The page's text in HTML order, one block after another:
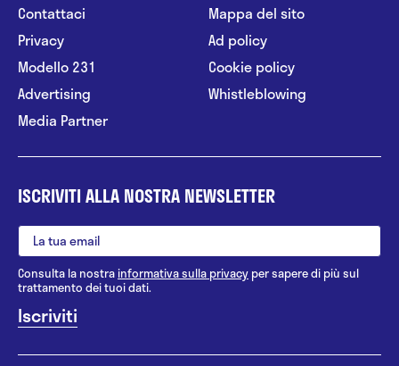
Contattaci
Privacy
Modello 231
Advertising
Media Partner
Mappa del sito
Ad policy
Cookie policy
Whistleblowing
ISCRIVITI ALLA NOSTRA NEWSLETTER
Consulta la nostrainformativa sulla privacy per sapere di più sul
trattamento dei tuoi dati.